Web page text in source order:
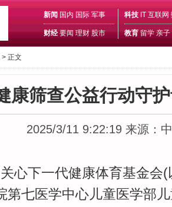
新闻 国内 国际 军事
财经 要闻 理财 股市
科技 IT 互联网
教育 留学 亲子
> 正文
康筛查公益行动守
2025/3/11 9:22:19 来源：
心下一代健康体育基金会
第七医学中心儿童医学部